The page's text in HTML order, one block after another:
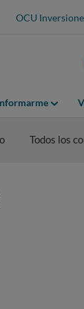
OCU
Todos los